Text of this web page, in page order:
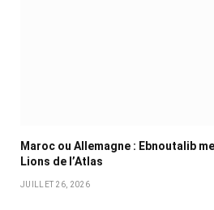
Maroc ou Allemagne : Ebnoutalib
Lions de l’Atlas
JUILLET 26, 2026